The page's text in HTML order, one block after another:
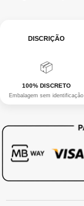
DISCRIÇÃO
📦
100% DISCRETO
Embalagem sem identificação